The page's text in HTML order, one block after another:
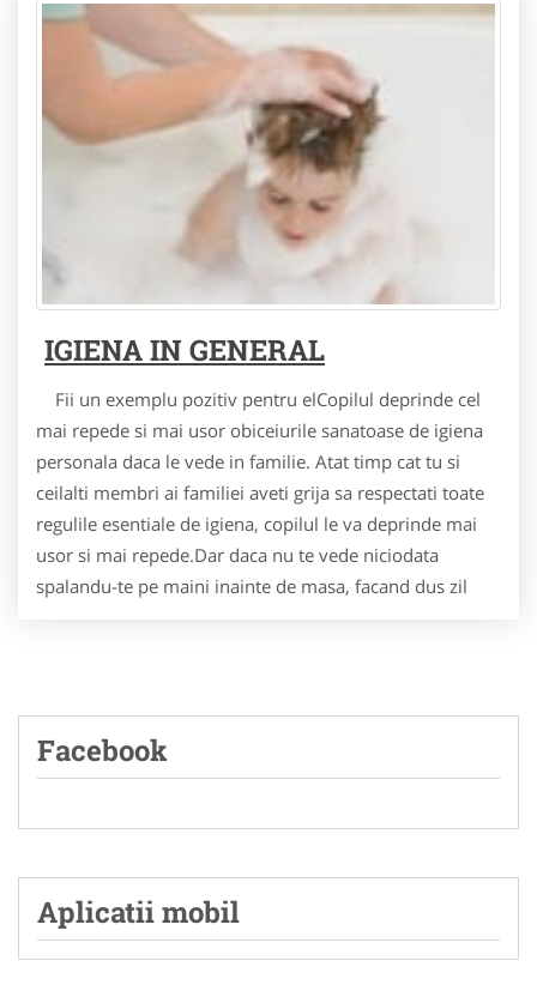
IGIENA IN GENERAL
Fii un exemplu pozitiv pentru elCopilul deprinde cel
mai repede si mai usor obiceiurile sanatoase de igiena
personala daca le vede in familie. Atat timp cat tu si
ceilalti membri ai familiei aveti grija sa respectati toate
regulile esentiale de igiena, copilul le va deprinde mai
usor si mai repede.Dar daca nu te vede niciodata
spalandu-te pe maini inainte de masa, facand dus zil
Facebook
Aplicatii mobil